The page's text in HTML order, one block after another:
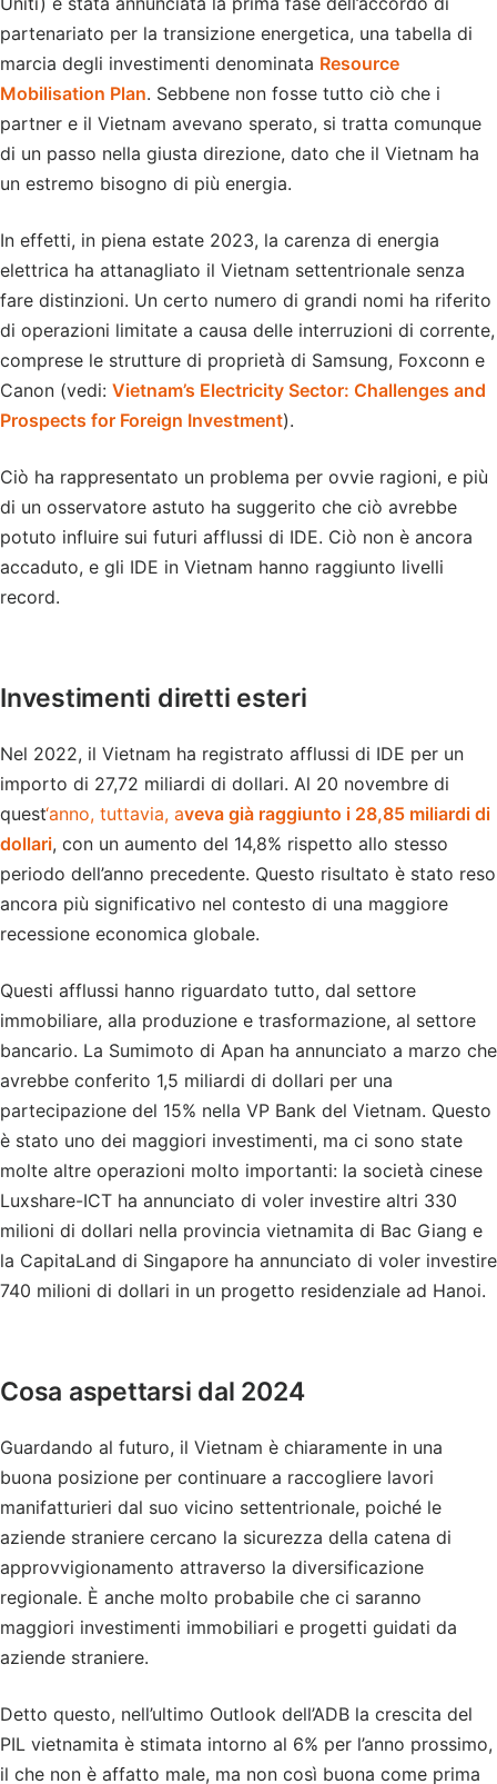
partenariato per la transizione energetica, una tabella di
marcia degli investimenti denominata Resource
Mobilisation Plan. Sebbene non fosse tutto ciò che i
partner e il Vietnam avevano sperato, si tratta comunque
di un passo nella giusta direzione, dato che il Vietnam ha
un estremo bisogno di più energia.
In effetti, in piena estate 2023, la carenza di energia
elettrica ha attanagliato il Vietnam settentrionale senza
fare distinzioni. Un certo numero di grandi nomi ha riferito
di operazioni limitate a causa delle interruzioni di corrente,
comprese le strutture di proprietà di Samsung, Foxconn e
Canon (vedi: Vietnam’s Electricity Sector: Challenges and
Prospects for Foreign Investment).
Ciò ha rappresentato un problema per ovvie ragioni, e più
di un osservatore astuto ha suggerito che ciò avrebbe
potuto influire sui futuri afflussi di IDE. Ciò non è ancora
accaduto, e gli IDE in Vietnam hanno raggiunto livelli
record.
Investimenti diretti esteri
Nel 2022, il Vietnam ha registrato afflussi di IDE per un
importo di 27,72 miliardi di dollari. Al 20 novembre di
quest‘anno, tuttavia, aveva già raggiunto i 28,85 miliardi di
dollari, con un aumento del 14,8% rispetto allo stesso
periodo dell’anno precedente. Questo risultato è stato reso
ancora più significativo nel contesto di una maggiore
recessione economica globale.
Questi afflussi hanno riguardato tutto, dal settore
immobiliare, alla produzione e trasformazione, al settore
bancario. La Sumimoto di Apan ha annunciato a marzo che
avrebbe conferito 1,5 miliardi di dollari per una
partecipazione del 15% nella VP Bank del Vietnam. Questo
è stato uno dei maggiori investimenti, ma ci sono state
molte altre operazioni molto importanti: la società cinese
Luxshare-ICT ha annunciato di voler investire altri 330
milioni di dollari nella provincia vietnamita di Bac Giang e
la CapitaLand di Singapore ha annunciato di voler investire
740 milioni di dollari in un progetto residenziale ad Hanoi.
Cosa aspettarsi dal 2024
Guardando al futuro, il Vietnam è chiaramente in una
buona posizione per continuare a raccogliere lavori
manifatturieri dal suo vicino settentrionale, poiché le
aziende straniere cercano la sicurezza della catena di
approvvigionamento attraverso la diversificazione
regionale. È anche molto probabile che ci saranno
maggiori investimenti immobiliari e progetti guidati da
aziende straniere.
Detto questo, nell’ultimo Outlook dell’ADB la crescita del
PIL vietnamita è stimata intorno al 6% per l’anno prossimo,
il che non è affatto male, ma non così buona come prima